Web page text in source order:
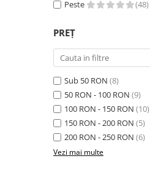
Jocuri geografie
Jocuri invatat limba engleza
Jocuri Origami
Jocuri si jucarii educative
Jocuri STEAM
Jucarii interactive
Jucarii muzicale
Peste (48)
PREȚ
Sub 50 RON (8)
50 RON - 100 RON (9)
100 RON - 150 RON (10)
150 RON - 200 RON (5)
200 RON - 250 RON (6)
Vezi mai multe